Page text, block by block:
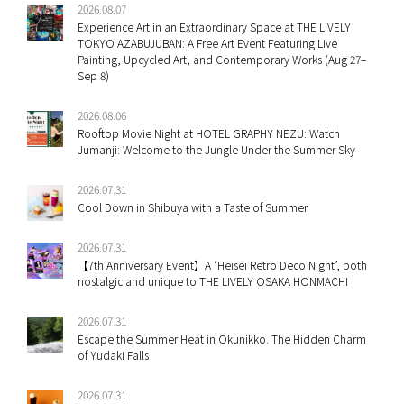
2026.08.07
Experience Art in an Extraordinary Space at THE LIVELY
TOKYO AZABUJUBAN: A Free Art Event Featuring Live
Painting, Upcycled Art, and Contemporary Works (Aug 27–
Sep 8)
2026.08.06
Rooftop Movie Night at HOTEL GRAPHY NEZU: Watch
Jumanji: Welcome to the Jungle Under the Summer Sky
2026.07.31
Cool Down in Shibuya with a Taste of Summer
2026.07.31
【7th Anniversary Event】A ‘Heisei Retro Deco Night’, both
nostalgic and unique to THE LIVELY OSAKA HONMACHI
2026.07.31
Escape the Summer Heat in Okunikko. The Hidden Charm
of Yudaki Falls
2026.07.31